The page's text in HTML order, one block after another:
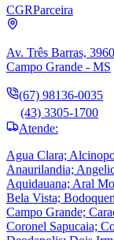
CGRParceira
Av. Três Barras,
Campo Grande - MS
(67) 98136-0035
(43) 3305-1700
Atende:
Agua Clara;
Anaurilandia;
Aquidauana; Aral
Bela Vista;
Campo Grande;
Coronel Sapucaia;